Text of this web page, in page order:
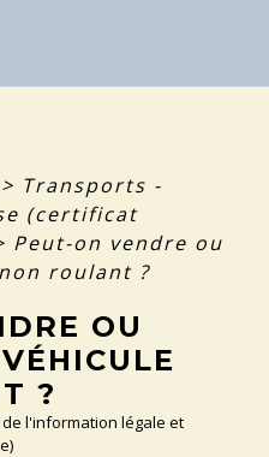
> Transports -
(certificat
Peut-on vendre ou
roulant ?
OU
?
de l'information légale et